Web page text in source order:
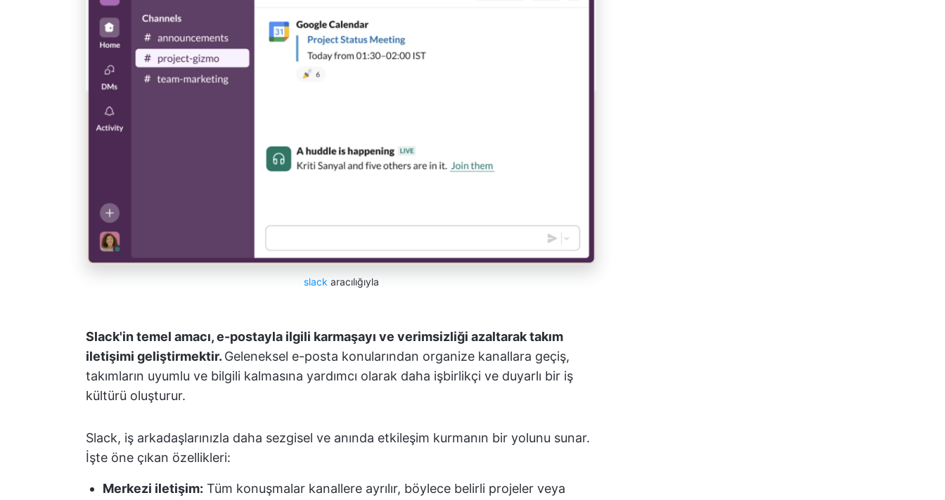
slack aracılığıyla
Slack'in temel amacı, e-postayla ilgili karmaşayı ve verimsizliği azaltarak takım
iletişimi geliştirmektir. Geleneksel e-posta konularından organize kanallara geçiş,
takımların uyumlu ve bilgili kalmasına yardımcı olarak daha işbirlikçi ve duyarlı bir iş
kültürü oluşturur.
Slack, iş arkadaşlarınızla daha sezgisel ve anında etkileşim kurmanın bir yolunu sunar.
İşte öne çıkan özellikleri:
Merkezi iletişim: Tüm konuşmalar kanallere ayrılır, böylece belirli projeler veya